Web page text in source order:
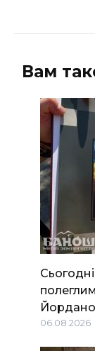
Вам
06.08.2026